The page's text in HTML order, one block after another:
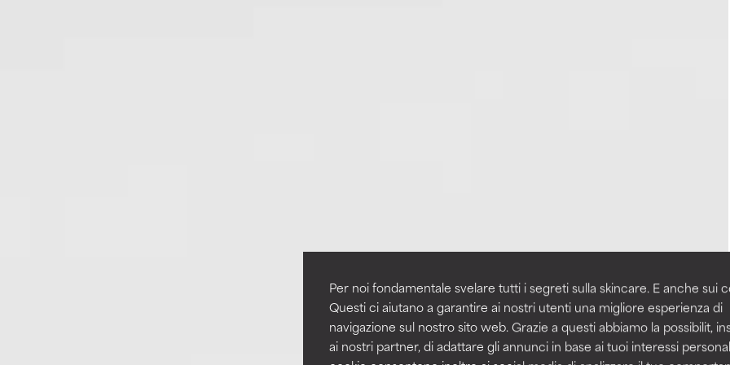
Per noi fondamentale svelare tutti i segreti sulla skincare. E anche sui
Questi ci aiutano a garantire ai nostri utenti una migliore esperienza di
navigazione sul nostro sito web. Grazie a questi abbiamo la possibilit,
ai nostri partner, di adattare gli annunci in base ai tuoi interessi